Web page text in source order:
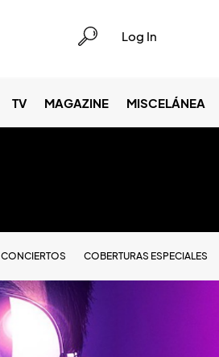
Log In
TV MAGAZINE MISCELÁNEA
CONCIERTOS COBERTURAS ESPECIALES